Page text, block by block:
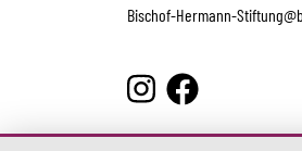
Bischof-Hermann-Stiftung